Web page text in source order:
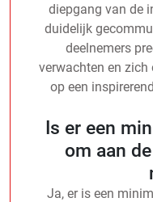
diepgang van de
duidelijk
deelnemers
verwachten en
op een
Is er een
om aan
Ja, er is een